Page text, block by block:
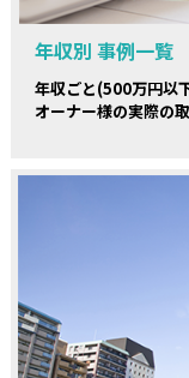
年収別 事例一覧
年収ごと(500万円以
オーナー様の実際の